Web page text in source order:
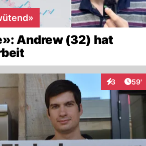
Andrew (32) hat
3 59'